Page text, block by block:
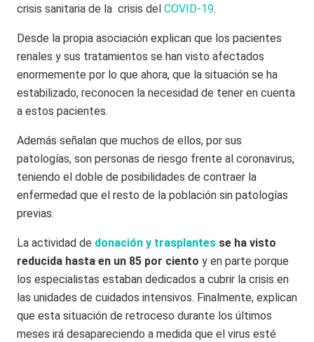
crisis sanitaria de la crisis del COVID-19.
Desde la propia asociación explican que los pacientes
renales y sus tratamientos se han visto afectados
enormemente por lo que ahora, que la situación se ha
estabilizado, reconocen la necesidad de tener en cuenta
a estos pacientes.
Además señalan que muchos de ellos, por sus
patologías, son personas de riesgo frente al coronavirus,
teniendo el doble de posibilidades de contraer la
enfermedad que el resto de la población sin patologías
previas.
La actividad de donación y trasplantes se ha visto
reducida hasta en un 85 por ciento y en parte porque
los especialistas estaban dedicados a cubrir la crisis en
las unidades de cuidados intensivos. Finalmente, explican
que esta situación de retroceso durante los últimos
meses irá desapareciendo a medida que el virus esté